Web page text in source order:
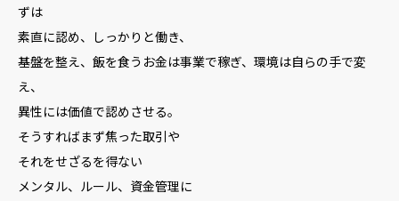
ずは
素直に認め、しっかりと働き、
基盤を整え、飯を食うお金は事業で稼ぎ、環境は自らの手で変
え、
異性には価値で認めさせる。
そうすればまず焦った取引や
それをせざるを得ない
メンタル、ルール、資金管理に